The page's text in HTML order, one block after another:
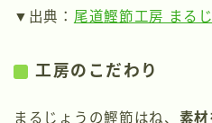
▼出典： 尾道鰹節工房 まる
工房のこだわり
まるじょうの鰹節はね、 素